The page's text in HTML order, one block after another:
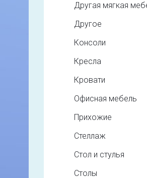
Другая мягкая
Другое
Консоли
Кресла
Кровати
Офисная мебель
Прихожие
Стеллаж
Стол и стулья
Столы